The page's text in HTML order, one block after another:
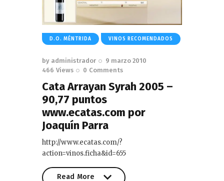
D.O. MÉNTRIDA VINOS RECOMENDADOS
by administrador
9 marzo 2010
466 Views 0 Comments
Cata Arrayan Syrah 2005 –
90,77 puntos
www.ecatas.com por
Joaquín Parra
http://www.ecatas.com/?
action=vinos.ficha&id=655
Read More